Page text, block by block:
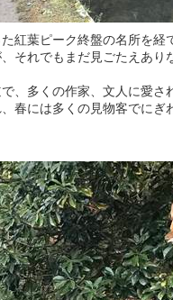
紅葉ピーク終盤の名所を
それでもまだ見ごたえあり
、多くの作家、文人に愛
春には多くの見物客でに